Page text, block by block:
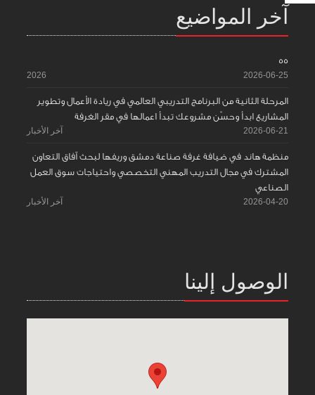
آخر المواضيع
55
2026-06-25
2026
المرحلة الثانية من البرنامج التدريبي العالمي في ريادة الأعمال وتطوير
المشاريع ابدأ وحسّن مشروعك تبدأ اعمالها في مقر الغرفة
2026-06-21 آخر الأخبار
منظمة هاند في ضيافة غرفة صناعة دمشق وريفها لبحث آفاق التعاون
المشترك في مجال التدريب المهني التخصصي واحتياجات سوق العمل
الصناعي
2026-04-20 آخر الأخبار
الوصول إلينا